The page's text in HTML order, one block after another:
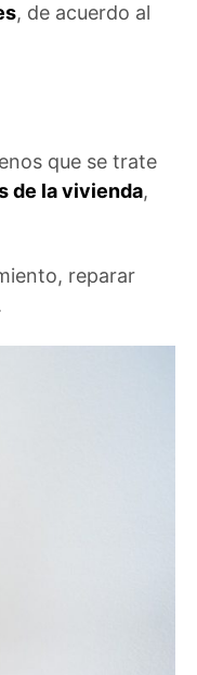
, de acuerdo al
que se trate
de la vivienda,
reparar